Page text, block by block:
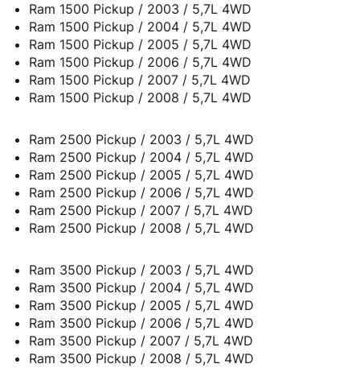
Ram 1500 Pickup / 2003 / 5,7L 4WD
Ram 1500 Pickup / 2004 / 5,7L 4WD
Ram 1500 Pickup / 2005 / 5,7L 4WD
Ram 1500 Pickup / 2006 / 5,7L 4WD
Ram 1500 Pickup / 2007 / 5,7L 4WD
Ram 1500 Pickup / 2008 / 5,7L 4WD
Ram 2500 Pickup / 2003 / 5,7L 4WD
Ram 2500 Pickup / 2004 / 5,7L 4WD
Ram 2500 Pickup / 2005 / 5,7L 4WD
Ram 2500 Pickup / 2006 / 5,7L 4WD
Ram 2500 Pickup / 2007 / 5,7L 4WD
Ram 2500 Pickup / 2008 / 5,7L 4WD
Ram 3500 Pickup / 2003 / 5,7L 4WD
Ram 3500 Pickup / 2004 / 5,7L 4WD
Ram 3500 Pickup / 2005 / 5,7L 4WD
Ram 3500 Pickup / 2006 / 5,7L 4WD
Ram 3500 Pickup / 2007 / 5,7L 4WD
Ram 3500 Pickup / 2008 / 5,7L 4WD